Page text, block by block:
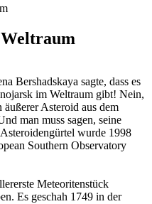
Bershadskaya sagte, dass es
im Weltraum gibt! Nein,
Asteroid aus dem
man muss sagen, seine
wurde 1998
Southern Observatory
Meteoritenstück
Es geschah 1749 in der